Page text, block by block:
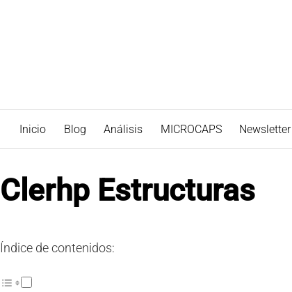
Inicio Blog Análisis MICROCAPS Newsletter
Clerhp Estructuras
Índice de contenidos: